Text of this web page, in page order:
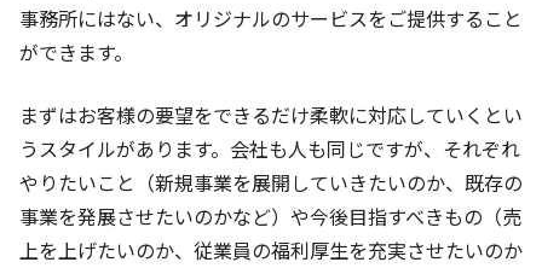
事務所にはない、オリジナルのサービスをご提供すること
ができます。
まずはお客様の要望をできるだけ柔軟に対応していくとい
うスタイルがあります。会社も人も同じですが、それぞれ
やりたいこと（新規事業を展開していきたいのか、既存の
事業を発展させたいのかなど）や今後目指すべきもの（売
上を上げたいのか、従業員の福利厚生を充実させたいのか